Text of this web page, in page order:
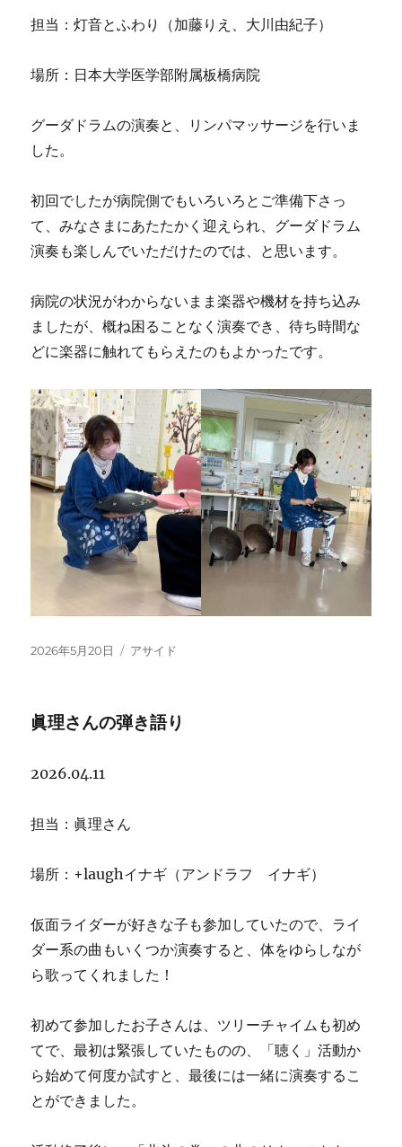
担当：灯音とふわり（加藤りえ、大川由紀子）
場所：日本大学医学部附属板橋病院
グーダドラムの演奏と、リンパマッサージを行いま
した。
初回でしたが病院側でもいろいろとご準備下さっ
て、みなさまにあたたかく迎えられ、グーダドラム
演奏も楽しんでいただけたのでは、と思います。
病院の状況がわからないまま楽器や機材を持ち込み
ましたが、概ね困ることなく演奏でき、待ち時間な
どに楽器に触れてもらえたのもよかったです。
投
2026年5月20日
フ
ッ
アサイド
眞理さんの弾き語り
2026.04.11
担当：眞理さん
場所：+laughイナギ（アンドラフ イナギ）
仮面ライダーが好きな子も参加していたので、ライ
ダー系の曲もいくつか演奏すると、体をゆらしなが
ら歌ってくれました！
初めて参加したお子さんは、ツリーチャイムも初め
てで、最初は緊張していたものの、「聴く」活動か
ら始めて何度か試すと、最後には一緒に演奏するこ
とができました。